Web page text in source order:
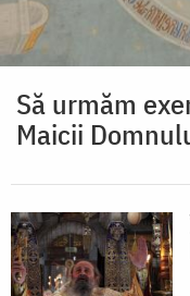
Să urmăm
Maicii